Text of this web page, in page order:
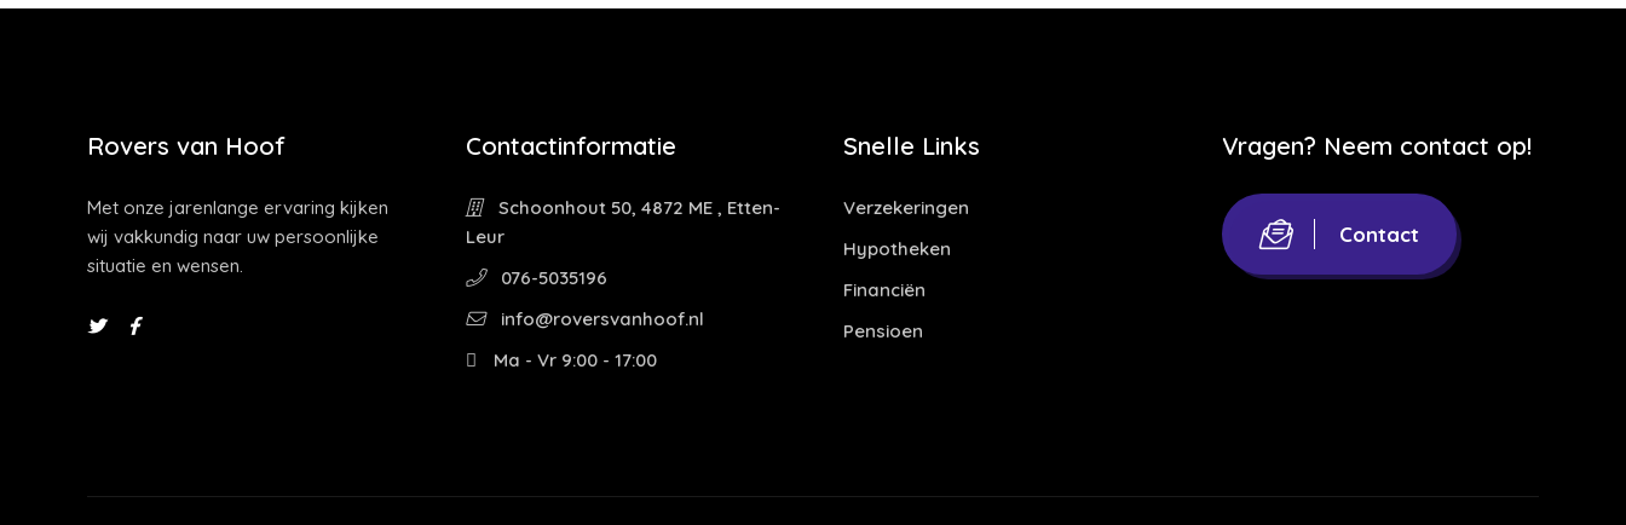
Rovers van Hoof
Met onze jarenlange ervaring kijken
wij vakkundig naar uw persoonlijke
situatie en wensen.
Contactinformatie
Schoonhout 50, 4872 ME , Etten-
Leur
076-5035196
info@roversvanhoof.nl
Ma - Vr 9:00 - 17:00
Snelle Links
Verzekeringen
Hypotheken
Financiën
Pensioen
Vragen? Neem contact op!
Contact